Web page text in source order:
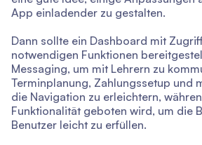
App einladender zu gestalten.
Dann sollte ein Dashboard mit
notwendigen Funktionen
Messaging, um mit Lehrern zu
Terminplanung, Zahlungssetup und
die Navigation zu erleichtern,
Funktionalität geboten wird, um die
Benutzer leicht zu erfüllen.